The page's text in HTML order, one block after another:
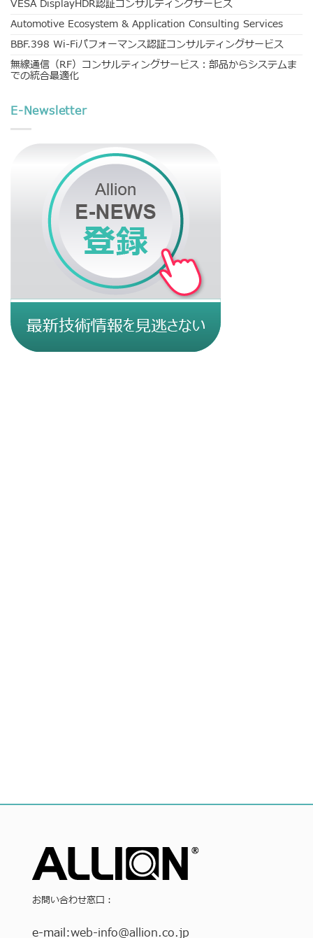
VESA DisplayHDR認証コンサルティングサービス
Automotive Ecosystem & Application Consulting Services
BBF.398 Wi-Fiパフォーマンス認証コンサルティングサービス
無線通信（RF）コンサルティングサービス：部品からシステムま
での統合最適化
E-Newsletter
お問い合わせ窓口：
e-mail:web-info@allion.co.jp